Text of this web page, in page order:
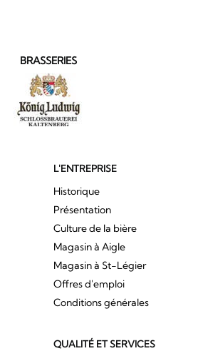
BRASSERIES
L'ENTREPRISE
Historique
Présentation
Culture de la bière
Magasin à Aigle
Magasin à St-Légier
Offres d'emploi
Conditions générales
QUALITÉ ET SERVICES